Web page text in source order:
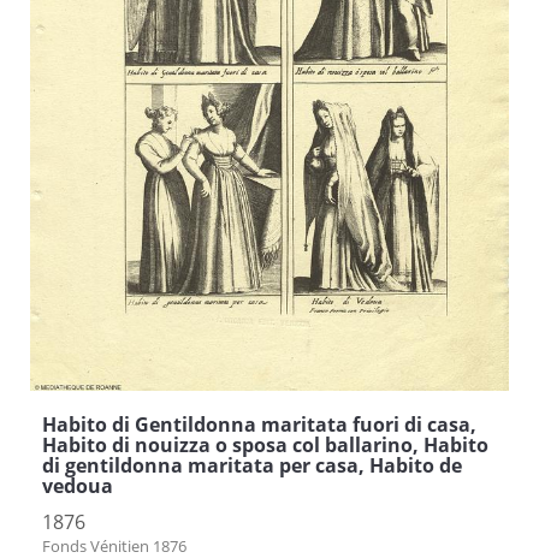
Habito di Gentildonna maritata fuori di casa,
Habito di nouizza o sposa col ballarino, Habito
di gentildonna maritata per casa, Habito de
vedoua
1876
Fonds Vénitien 1876